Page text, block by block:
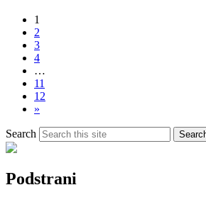
1
2
3
4
…
11
12
»
Search
Podstrani